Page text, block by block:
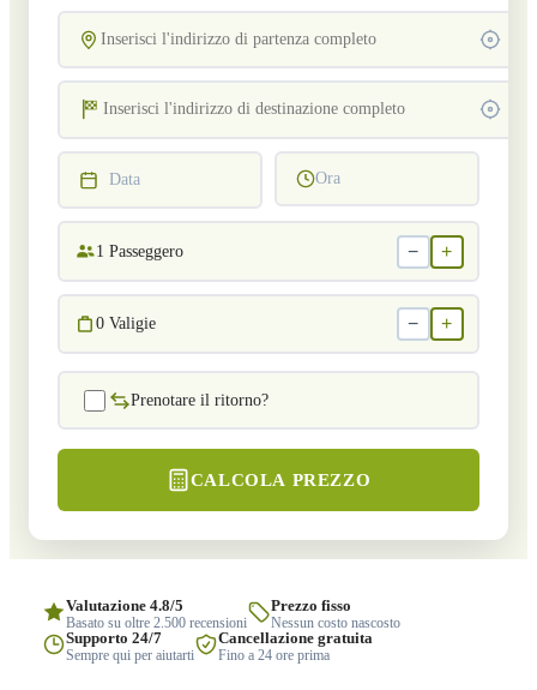
Data Ora
1 Passeggero − +
0 Valigie − +
Prenotare il ritorno?
CALCOLA PREZZO
Valutazione 4.8/5
Basato su oltre 2.500 recensioni
Prezzo fisso
Nessun costo nascosto
Supporto 24/7
Sempre qui per aiutarti
Cancellazione gratuita
Fino a 24 ore prima